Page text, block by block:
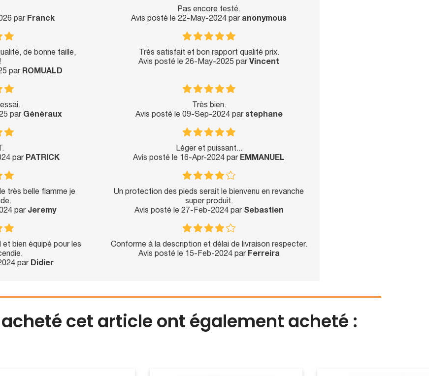
par Franck
Pas encore testé.
Avis posté le 22-May-2024 par anonymous
de bonne taille,
par ROMUALD
Très satisfait et bon rapport qualité prix.
Avis posté le 26-May-2025 par Vincent
par Généraux
Très bien.
Avis posté le 09-Sep-2024 par stephane
par PATRICK
Léger et puissant...
Avis posté le 16-Apr-2024 par EMMANUEL
très belle flamme je
par Jeremy
Un protection des pieds serait le bienvenu en revanche
super produit.
Avis posté le 27-Feb-2024 par Sebastien
et bien équipé pour les
par Didier
Conforme à la description et délai de livraison respecter.
Avis posté le 15-Feb-2024 par Ferreira
cet article ont également acheté :